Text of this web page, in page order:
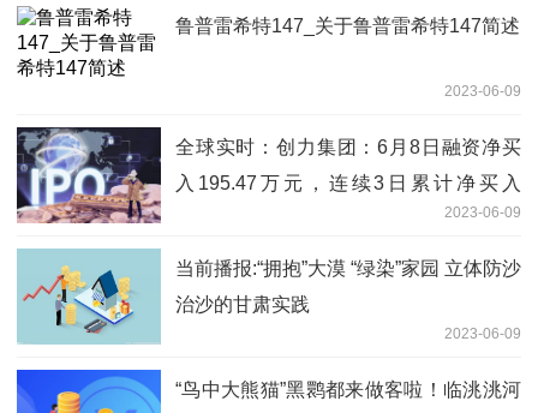
鲁普雷希特147_关于鲁普雷希特147简述
2023-06-09
全球实时：创力集团：6月8日融资净买
入195.47万元，连续3日累计净买入
2023-06-09
当前播报:“拥抱”大漠 “绿染”家园 立体防沙
治沙的甘肃实践
2023-06-09
“鸟中大熊猫”黑鹮都来做客啦！临洮洮河